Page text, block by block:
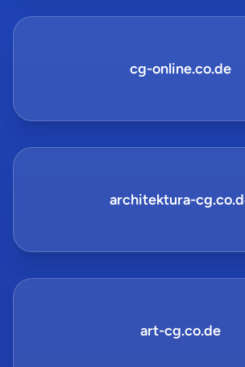
cg-online.co.de
architektura-
art-cg.co.de